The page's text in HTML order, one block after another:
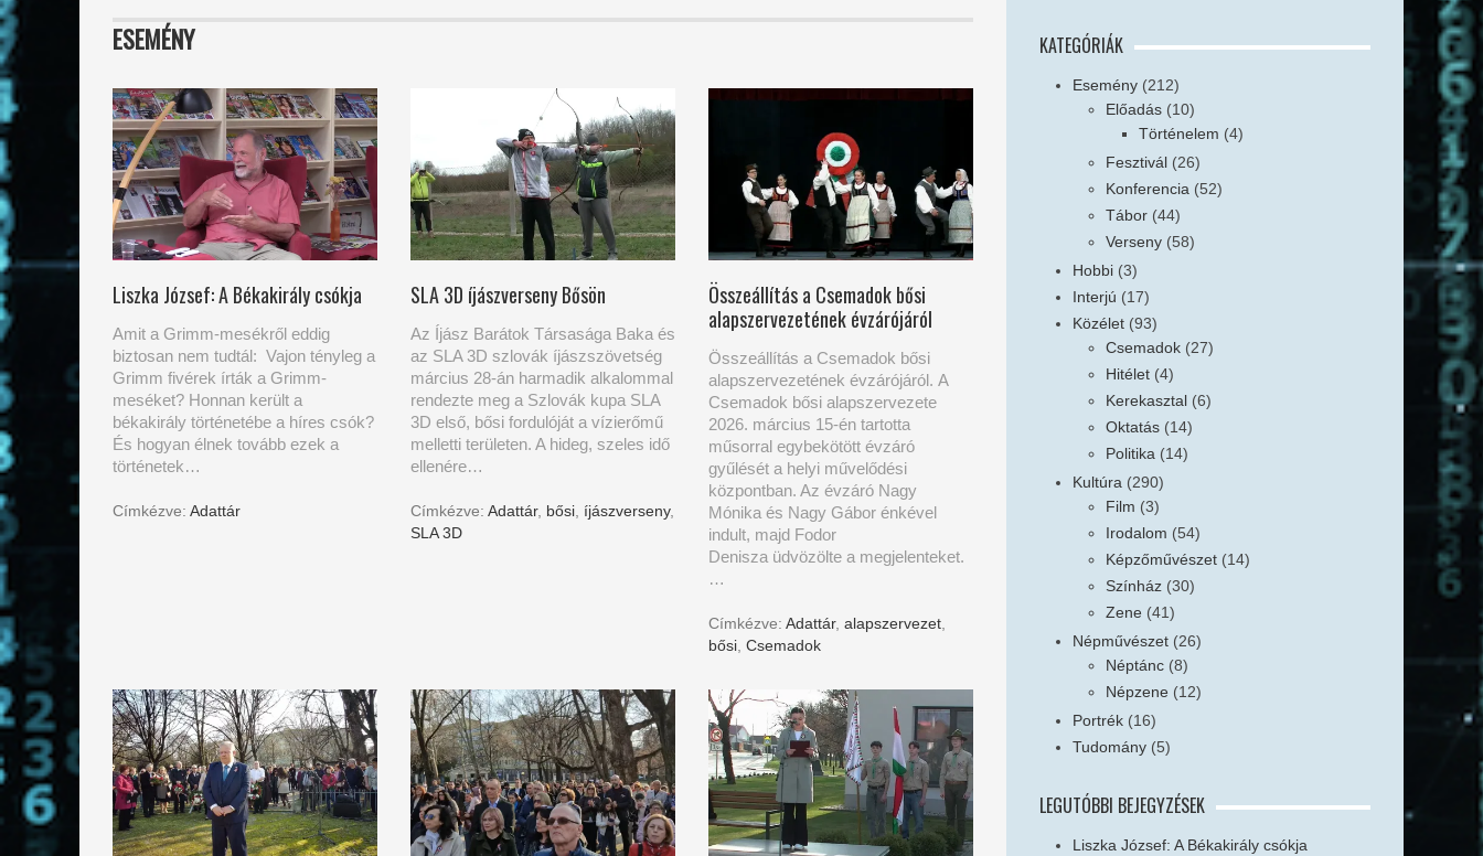
ESEMÉNY
Liszka József: A Békakirály csókja
Amit a Grimm-mesékről eddig
biztosan nem tudtál: Vajon tényleg a
Grimm fivérek írták a Grimm-
meséket? Honnan került a
békakirály történetébe a híres csók?
És hogyan élnek tovább ezek a
történetek…
Címkézve: Adattár
SLA 3D íjászverseny Bősön
Az Íjász Barátok Társasága Baka és
az SLA 3D szlovák íjászszövetség
március 28-án harmadik alkalommal
rendezte meg a Szlovák kupa SLA
3D első, bősi fordulóját a vízierőmű
melletti területen. A hideg, szeles idő
ellenére…
Címkézve: Adattár, bősi, íjászverseny,
SLA 3D
Összeállítás a Csemadok bősi
alapszervezetének évzárójáról
Összeállítás a Csemadok bősi
alapszervezetének évzárójáról. A
Csemadok bősi alapszervezete
2026. március 15-én tartotta
műsorral egybekötött évzáró
gyűlését a helyi művelődési
központban. Az évzáró Nagy
Mónika és Nagy Gábor énkével
indult, majd Fodor
Denisza üdvözölte a megjelenteket.
…
Címkézve: Adattár, alapszervezet,
bősi, Csemadok
KATEGÓRIÁK
Esemény (212)
Előadás (10)
Történelem (4)
Fesztivál (26)
Konferencia (52)
Tábor (44)
Verseny (58)
Hobbi (3)
Interjú (17)
Közélet (93)
Csemadok (27)
Hitélet (4)
Kerekasztal (6)
Oktatás (14)
Politika (14)
Kultúra (290)
Film (3)
Irodalom (54)
Képzőművészet (14)
Színház (30)
Zene (41)
Népművészet (26)
Néptánc (8)
Népzene (12)
Portrék (16)
Tudomány (5)
LEGUTÓBBI BEJEGYZÉSEK
Liszka József: A Békakirály csókja